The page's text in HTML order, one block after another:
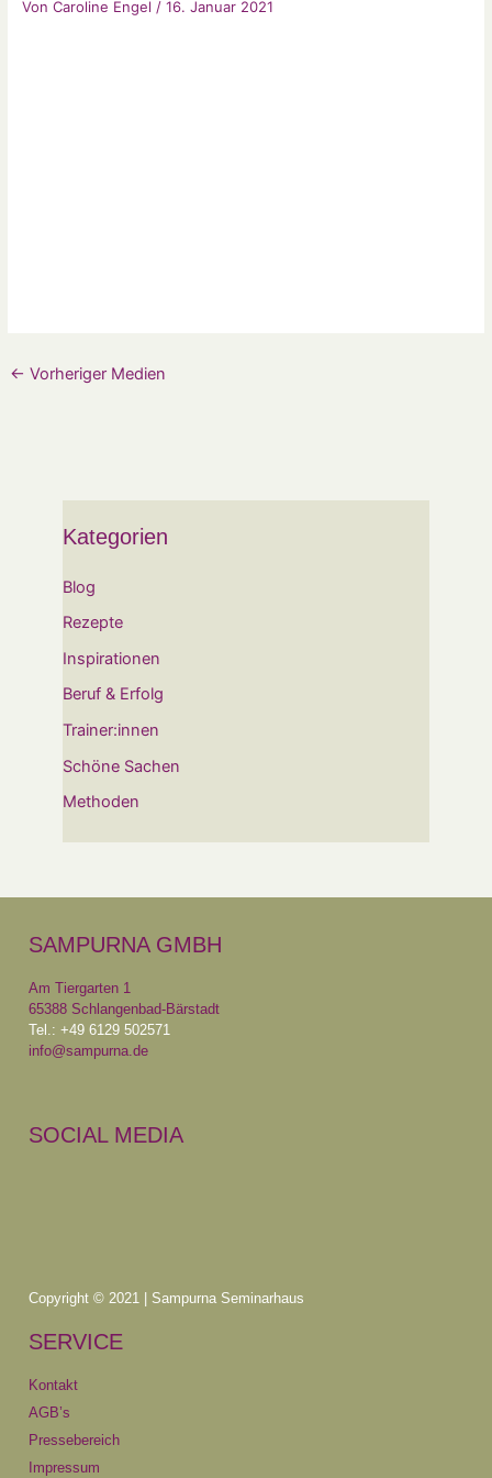
VonCaroline Engel /16. Januar 2021
← Vorheriger Medien
Kategorien
Blog
Rezepte
Inspirationen
Beruf & Erfolg
Trainer:innen
Schöne Sachen
Methoden
SAMPURNA GMBH
Am Tiergarten 1
65388 Schlangenbad-Bärstadt
Tel.: +49 6129 502571
info@sampurna.de
SOCIAL MEDIA
Copyright © 2021 | Sampurna Seminarhaus
SERVICE
Kontakt
AGB’s
Pressebereich
Impressum